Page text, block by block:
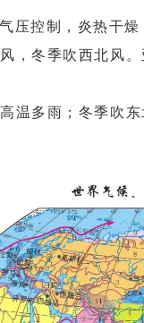
压控制，炎热干燥
，冬季吹西北风
温多雨；冬季吹